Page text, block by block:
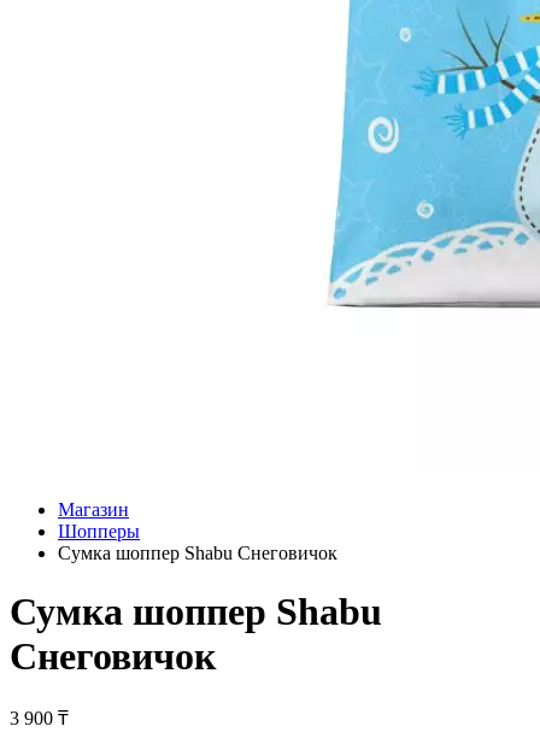
Магазин
Шопперы
Сумка шоппер Shabu Снеговичок
Сумка шоппер Shabu
Снеговичок
3 900 ₸